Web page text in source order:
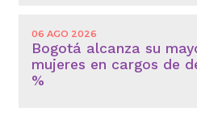
06 AGO 2026
Bogotá alcanza su
mujeres en cargos de
%